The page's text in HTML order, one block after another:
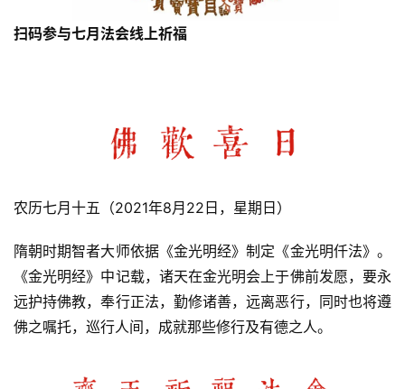
扫码参与七月法会线上祈福
农历七月十五（2021年8月22日，星期日）
隋朝时期智者大师依据《金光明经》制定《金光明仟法》。
《金光明经》中记载，诸天在金光明会上于佛前发愿，要永
远护持佛教，奉行正法，勤修诸善，远离恶行，同时也将遵
佛之嘱托，巡行人间，成就那些修行及有德之人。